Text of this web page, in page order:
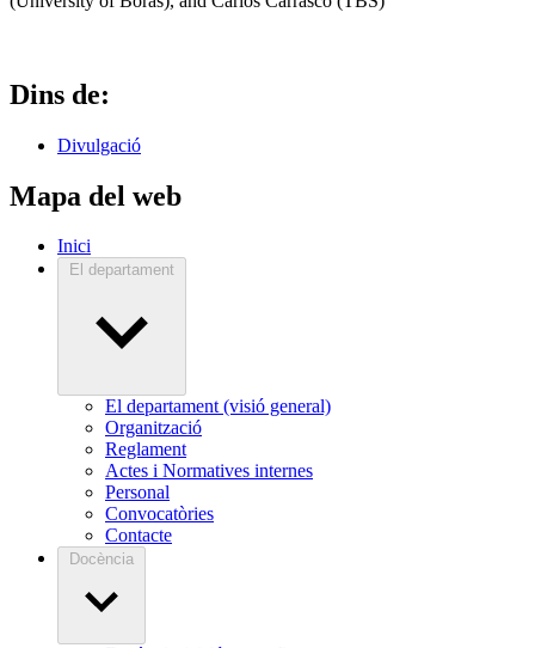
Dins de:
Divulgació
Mapa del web
Inici
El departament
El departament (visió general)
Organització
Reglament
Actes i Normatives internes
Personal
Convocatòries
Contacte
Docència